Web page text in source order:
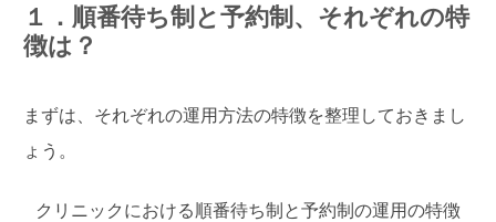
１．順番待ち制と予約制、それぞれの特
徴は？
まずは、それぞれの運用方法の特徴を整理しておきまし
ょう。
クリニックにおける順番待ち制と予約制の運用の特徴